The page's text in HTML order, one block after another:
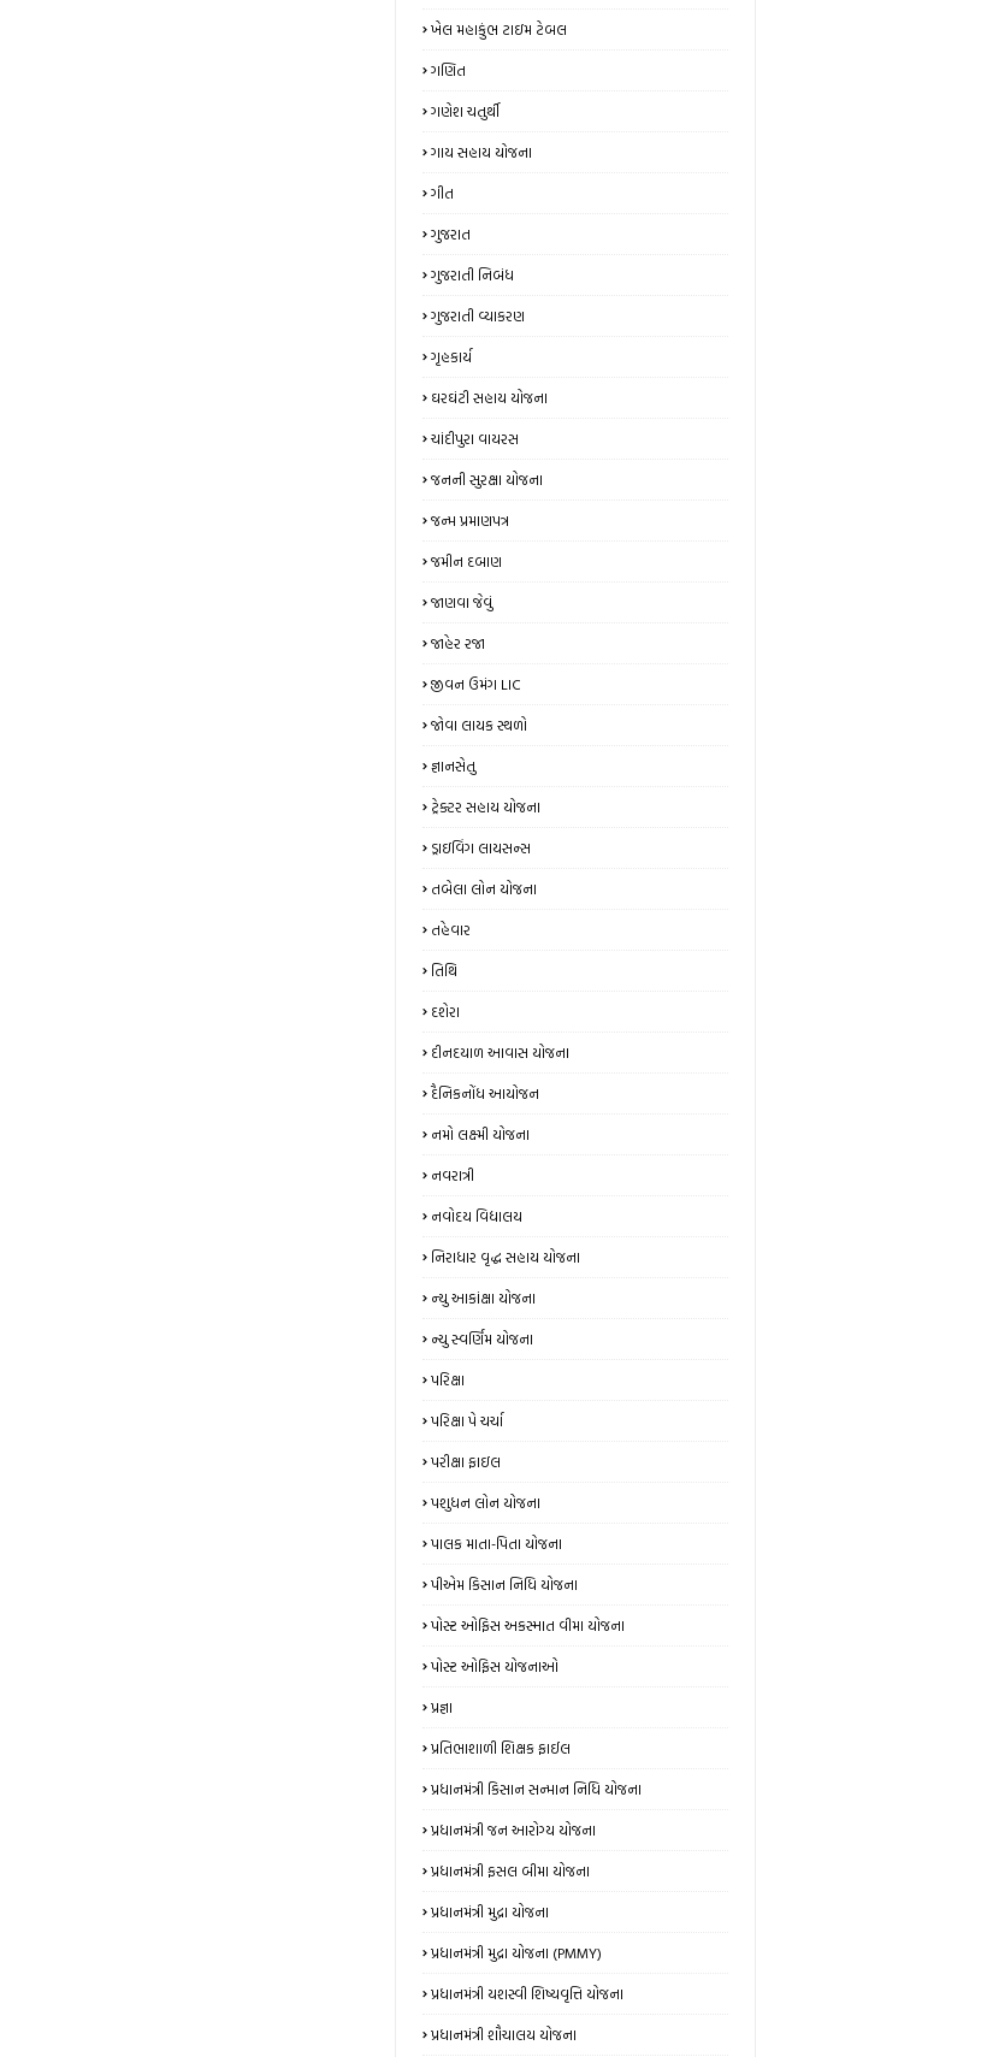
ખેલ મહાકુંભ ટાઇમ ટેબલ
ગણિત
ગણેશ ચતુર્થી
ગાય સહાય યોજના
ગીત
ગુજરાત
ગુજરાતી નિબંધ
ગુજરાતી વ્યાકરણ
ગૃહકાર્ય
ઘરઘંટી સહાય યોજના
ચાંદીપુરા વાયરસ
જનની સુરક્ષા યોજના
જન્મ પ્રમાણપત્ર
જમીન દબાણ
જાણવા જેવું
જાહેર રજા
જીવન ઉમંગ LIC
જોવા લાયક સ્થળો
જ્ઞાનસેતુ
ટ્રેક્ટર સહાય યોજના
ડ્રાઇવિંગ લાયસન્સ
તબેલા લોન યોજના
તહેવાર
તિથિ
દશેરા
દીનદયાળ આવાસ યોજના
દૈનિકનોંધ આયોજન
નમો લક્ષ્મી યોજના
નવરાત્રી
નવોદય વિદ્યાલય
નિરાધાર વૃદ્ધ સહાય યોજના
ન્‍યુ આકાંક્ષા યોજના
ન્યુ સ્‍વર્ણિમ યોજના
પરિક્ષા
પરિક્ષા પે ચર્ચા
પરીક્ષા ફાઇલ
પશુધન લોન યોજના
પાલક માતા-પિતા યોજના
પીએમ કિસાન નિધિ યોજના
પોસ્ટ ઓફિસ અકસ્માત વીમા યોજના
પોસ્ટ ઓફિસ યોજનાઓ
પ્રજ્ઞા
પ્રતિભાશાળી શિક્ષક ફાઈલ
પ્રધાનમંત્રી કિસાન સન્માન નિધિ યોજના
પ્રધાનમંત્રી જન આરોગ્ય યોજના
પ્રધાનમંત્રી ફસલ બીમા યોજના
પ્રધાનમંત્રી મુદ્રા યોજના
પ્રધાનમંત્રી મુદ્રા યોજના (PMMY)
પ્રધાનમંત્રી યશસ્વી શિષ્યવૃત્તિ યોજના
પ્રધાનમંત્રી શૌચાલય યોજના